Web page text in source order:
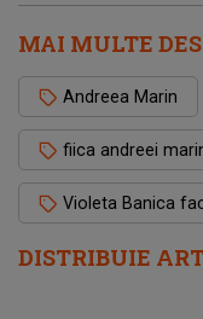
DISTRIBUIE
MAI MULTE
Andreea Marin
fiica andreei
Violeta Banica